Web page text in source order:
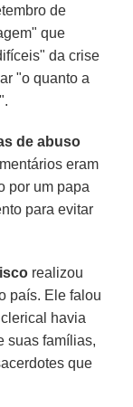
de
que
da crise
"o quanto a
de abuso
eram
por um papa
para evitar
realizou
país. Ele falou
havia
suas famílias,
que